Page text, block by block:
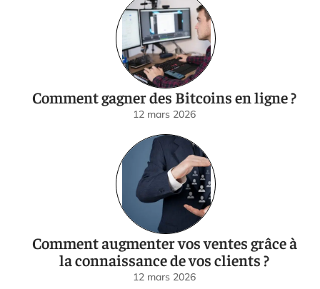
Comment gagner des Bitcoins en ligne ?
12 mars 2026
Comment augmenter vos ventes grâce à
la connaissance de vos clients ?
12 mars 2026